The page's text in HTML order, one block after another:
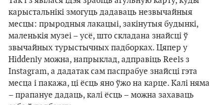
карыстальнікі змогуць дадаваць незвычайныя
месцы: прыродныя лакацыі, закінутыя будынкі,
маленькія музеі – усё, што складана знайсці ў
звычайных турыстычных падборках. Цяпер у
Hiddenly можна, напрыклад, адправіць Reels з
Instagram, а дадатак сам паспрабуе знайсці гэта
месца і пакажа, ці ёсць яно ўжо на карце. Калі няма
– прапануе дадаць, калі ёсць – можна захаваць